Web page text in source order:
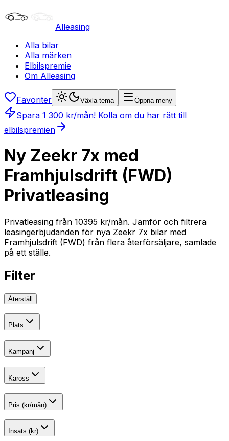
Alleasing
Alla bilar
Alla märken
Elbilspremie
Om Alleasing
Favoriter Växla tema Öppna meny
Spara 1 300 kr/mån! Kolla om du har rätt till
elbilspremien
Ny Zeekr 7x med
Framhjulsdrift (FWD)
Privatleasing
Privatleasing från 10395 kr/mån. Jämför och filtrera
leasingerbjudanden för nya Zeekr 7x bilar med
Framhjulsdrift (FWD) från flera återförsäljare, samlade
på ett ställe.
Filter
Återställ
Plats
Kampanj
Kaross
Pris (kr/mån)
Insats (kr)